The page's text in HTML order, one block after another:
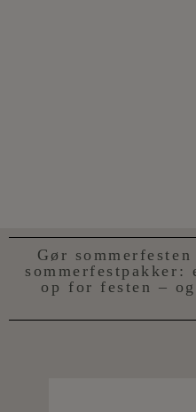
Gør
op for festen –